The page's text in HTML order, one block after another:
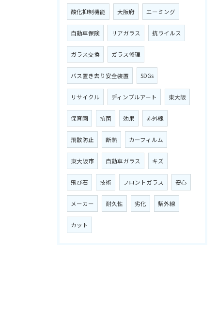
酸化抑制機能 大阪府 エーミング
自動車保険 リアガラス 抗ウイルス
ガラス交換 ガラス修理
バス置き去り安全装置 SDGs
リサイクル ディンプルアート 東大阪
保育園 抗菌 効果 赤外線
飛散防止 断熱 カーフィルム
東大阪市 自動車ガラス キズ
飛び石 技術 フロントガラス 安心
メーカー 耐久性 劣化 紫外線
カット